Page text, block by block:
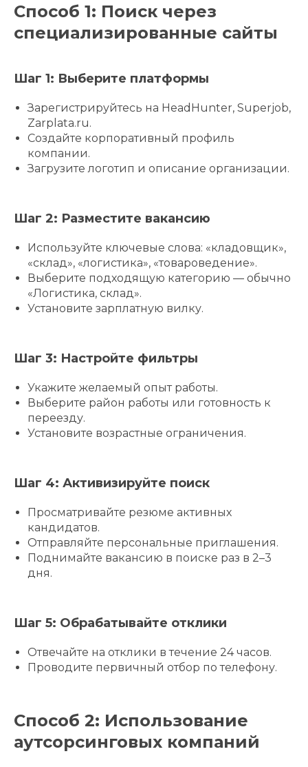
Способ 1: Поиск через
специализированные сайты
Шаг 1: Выберите платформы
Зарегистрируйтесь на HeadHunter, Superjob,
Zarplata.ru.
Создайте корпоративный профиль
компании.
Загрузите логотип и описание организации.
Шаг 2: Разместите вакансию
Используйте ключевые слова: «кладовщик»,
«склад», «логистика», «товароведение».
Выберите подходящую категорию — обычно
«Логистика, склад».
Установите зарплатную вилку.
Шаг 3: Настройте фильтры
Укажите желаемый опыт работы.
Выберите район работы или готовность к
переезду.
Установите возрастные ограничения.
Шаг 4: Активизируйте поиск
Просматривайте резюме активных
кандидатов.
Отправляйте персональные приглашения.
Поднимайте вакансию в поиске раз в 2–3
дня.
Шаг 5: Обрабатывайте отклики
Отвечайте на отклики в течение 24 часов.
Проводите первичный отбор по телефону.
Способ 2: Использование
аутсорсинговых компаний